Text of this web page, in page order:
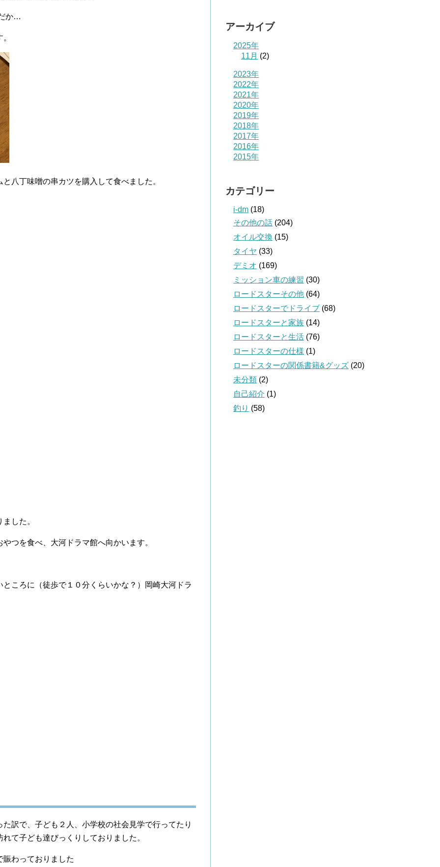
か…
八丁味噌の串カツを購入して食べました。
した。
つを食べ、大河ドラマ館へ向かいます。
ころに（徒歩で１０分くらいかな？）岡崎大河ドラ
訳で、子ども２人、小学校の社会見学で行ってたり
て子ども達びっくりしておりました。
わっておりました
アーカイブ
2025年
11月 (2)
2023年
2022年
2021年
2020年
2019年
2018年
2017年
2016年
2015年
カテゴリー
i-dm (18)
その他の話 (204)
オイル交換 (15)
タイヤ (33)
デミオ (169)
ミッション車の練習 (30)
ロードスターその他 (64)
ロードスターでドライブ (68)
ロードスターと家族 (14)
ロードスターと生活 (76)
ロードスターの仕様 (1)
ロードスターの関係書籍&グッズ (20)
未分類 (2)
自己紹介 (1)
釣り (58)